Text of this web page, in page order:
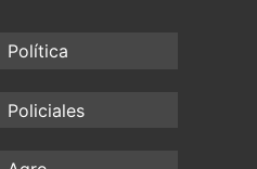
Política
Policiales